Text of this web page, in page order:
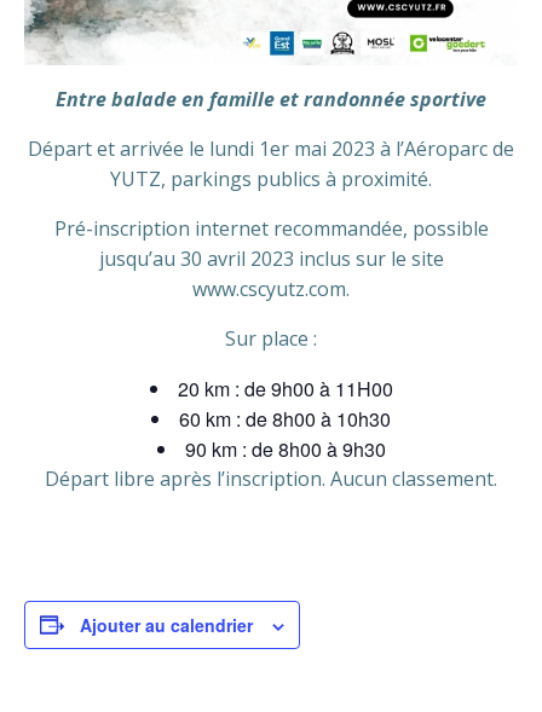
Entre balade en famille et randonnée sportive
Départ et arrivée le lundi 1er mai 2023 à l’Aéroparc de
YUTZ, parkings publics à proximité.
Pré-inscription internet recommandée, possible
jusqu’au 30 avril 2023 inclus sur le site
www.cscyutz.com.
Sur place :
20 km : de 9h00 à 11H00
60 km : de 8h00 à 10h30
90 km : de 8h00 à 9h30
Départ libre après l’inscription. Aucun classement.
Ajouter au calendrier